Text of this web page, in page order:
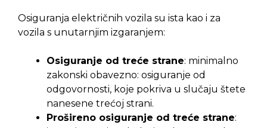
Osiguranja električnih vozila su ista kao i za
vozila s unutarnjim izgaranjem:
Osiguranje od treće strane: minimalno
zakonski obavezno: osiguranje od
odgovornosti, koje pokriva u slučaju štete
nanesene trećoj strani.
Prošireno osiguranje od treće strane: